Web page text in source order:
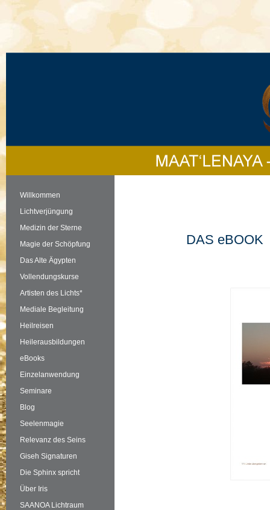
Willkommen
Lichtverjüngung
Medizin der Sterne
Magie der Schöpfung
Das Alte Ägypten
Vollendungskurse
Artisten des Lichts*
Mediale Begleitung
Heilreisen
Heilerausbildungen
eBooks
Einzelanwendung
Seminare
Blog
Seelenmagie
Relevanz des Seins
Giseh Signaturen
Die Sphinx spricht
Über Iris
SAANOA Lichtraum
DAS eBOOK